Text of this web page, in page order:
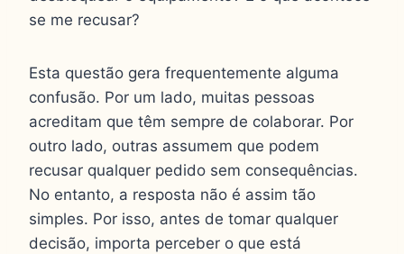
se me recusar?
Esta questão gera frequentemente alguma
confusão. Por um lado, muitas pessoas
acreditam que têm sempre de colaborar. Por
outro lado, outras assumem que podem
recusar qualquer pedido sem consequências.
No entanto, a resposta não é assim tão
simples. Por isso, antes de tomar qualquer
decisão, importa perceber o que está